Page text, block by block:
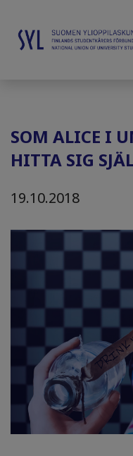
SOM ALICE I
HITTA SIG
19.10.2018